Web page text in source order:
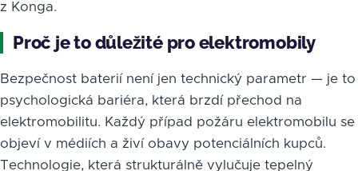
z Konga.
Proč je to důležité pro elektromobily
Bezpečnost baterií není jen technický parametr — je to
psychologická bariéra, která brzdí přechod na
elektromobilitu. Každý případ požáru elektromobilu se
objeví v médiích a živí obavy potenciálních kupců.
Technologie, která strukturálně vylučuje tepelný